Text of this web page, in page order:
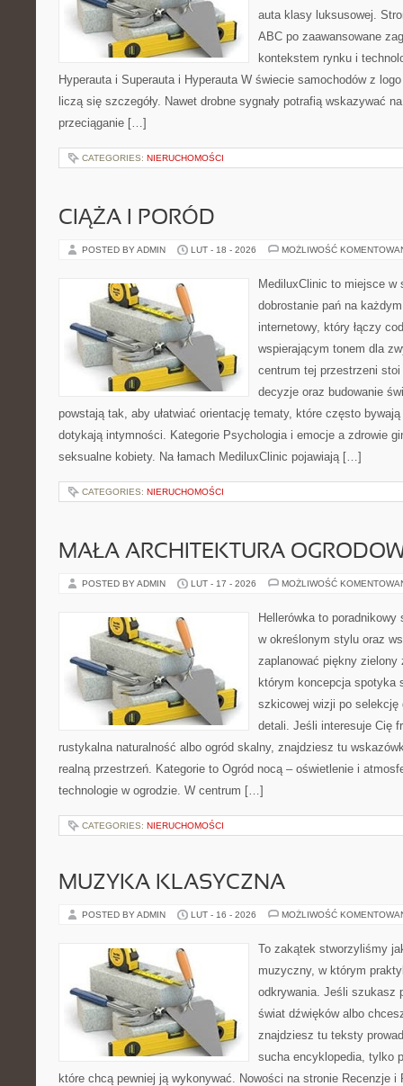
auta klasy luksusowej.
ABC po zaawansowane
kontekstem rynku i
Hyperauta i Superauta i Hyperauta W świecie samochodów z
liczą się szczegóły. Nawet drobne sygnały potrafią wskazywać
przeciąganie […]
CATEGORIES: NIERUCHOMOŚCI
CIĄŻA I PORÓD
POSTED BY ADMIN LUT - 18 - 2026 MOŻLIWOŚĆ
MediluxClinic to miejsce
dobrostanie pań na
internetowy, który łączy
wspierającym tonem dla
centrum tej przestrzeni
decyzje oraz budowanie
powstają tak, aby ułatwiać orientację tematy, które często
dotykają intymności. Kategorie Psychologia i emocje a zdrowie
seksualne kobiety. Na łamach MediluxClinic pojawiają […]
CATEGORIES: NIERUCHOMOŚCI
MAŁA ARCHITEKTURA
POSTED BY ADMIN LUT - 17 - 2026 MOŻLIWOŚĆ
Hellerówka to
w określonym stylu oraz
zaplanować piękny
którym koncepcja spotyka
szkicowej wizji po selekcję
detali. Jeśli interesuje Cię
rustykalna naturalność albo ogród skalny, znajdziesz tu
realną przestrzeń. Kategorie to Ogród nocą – oświetlenie i
technologie w ogrodzie. W centrum […]
CATEGORIES: NIERUCHOMOŚCI
MUZYKA KLASYCZNA
POSTED BY ADMIN LUT - 16 - 2026 MOŻLIWOŚĆ
To zakątek stworzyliśmy
muzyczny, w którym
odkrywania. Jeśli szukasz
świat dźwięków albo
znajdziesz tu teksty
sucha encyklopedia, tylko
które chcą pewniej ją wykonywać. Nowości na stronie Recenzje i